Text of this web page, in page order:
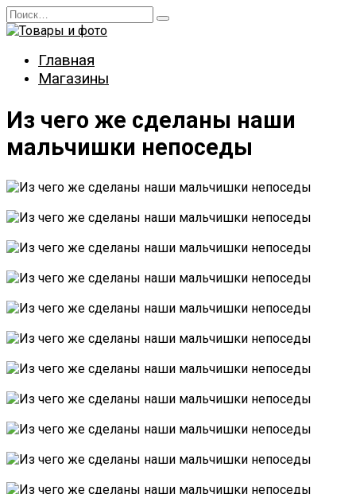
Перейти
к
Search
for:
Главная
Магазины
Из чего же сделаны наши
мальчишки непоседы